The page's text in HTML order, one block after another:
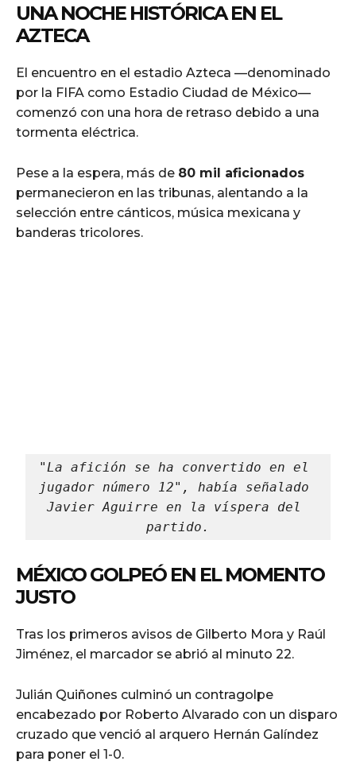
UNA NOCHE HISTÓRICA EN EL
AZTECA
El encuentro en el estadio Azteca —denominado
por la FIFA como Estadio Ciudad de México—
comenzó con una hora de retraso debido a una
tormenta eléctrica.
Pese a la espera, más de 80 mil aficionados
permanecieron en las tribunas, alentando a la
selección entre cánticos, música mexicana y
banderas tricolores.
"La afición se ha convertido en el
jugador número 12", había señalado
Javier Aguirre en la víspera del
partido.
MÉXICO GOLPEÓ EN EL MOMENTO
JUSTO
Tras los primeros avisos de Gilberto Mora y Raúl
Jiménez, el marcador se abrió al minuto 22.
Julián Quiñones culminó un contragolpe
encabezado por Roberto Alvarado con un disparo
cruzado que venció al arquero Hernán Galíndez
para poner el 1-0.